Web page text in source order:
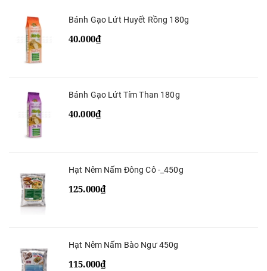
Bánh Gạo Lứt Huyết Rồng 180g
40.000₫
Bánh Gạo Lứt Tím Than 180g
40.000₫
Hạt Nêm Nấm Đông Cô -_450g
125.000₫
Hạt Nêm Nấm Bào Ngư 450g
115.000₫